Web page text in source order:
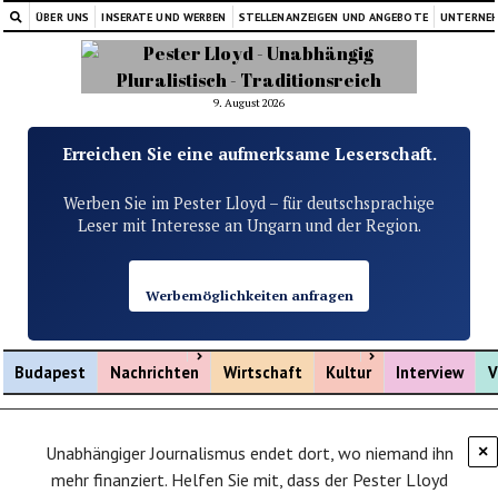
ÜBER UNS INSERATE UND WERBEN STELLENANZEIGEN UND ANGEBOTE
9. August 2026
Erreichen Sie eine aufmerksame Leserschaft.
Werben Sie im Pester Lloyd – für deutschsprachige
Leser mit Interesse an Ungarn und der Region.
Werbemöglichkeiten anfragen
Budapest Nachrichten
Menü öffnen
Wirtschaft Kultur
Menü öffnen
Interview
×
Unabhängiger Journalismus endet dort, wo niemand ihn
mehr finanziert. Helfen Sie mit, dass der Pester Lloyd